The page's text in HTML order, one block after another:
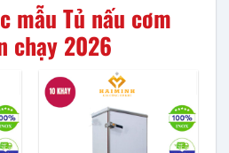
mẫu Tủ nấu cơm
chạy 2026